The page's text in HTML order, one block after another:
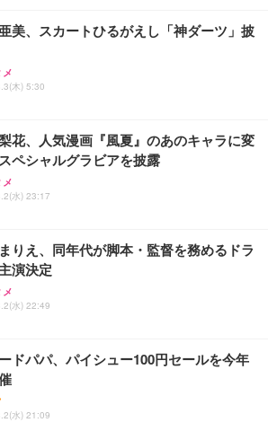
美、スカートひるがえし「神ダーツ」披
木) 5:30
花、人気漫画『風夏』のあのキャラに変
ペシャルグラビアを披露
水) 23:17
りえ、同年代が脚本・監督を務めるドラ
演決定
水) 22:49
ドパパ、パイシュー100円セールを今年
水) 21:09